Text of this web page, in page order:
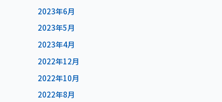
2023年6月
2023年5月
2023年4月
2022年12月
2022年10月
2022年8月